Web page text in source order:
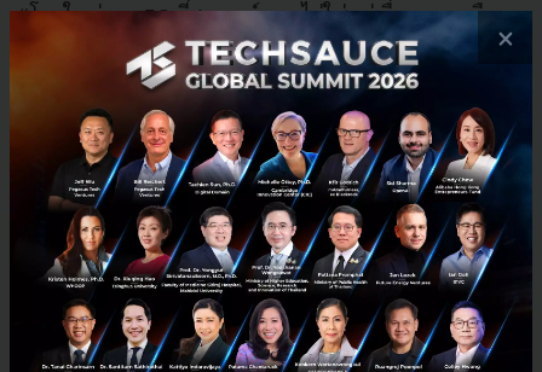
“โลกใหม่ของ 5G ที่สมบูรณ์แบบไม่ใช่แค่เรื่องของเครือ
ข่ายหรือความเร็วเพียงอย่างเดียว แต่เป็นเรื่องของ
เทคโนโลยีอัจฉริยะ ที่จะช่วยยกระดับการดำเนินชีวิตใน
ทุกมิติ สร้างโลกใหม่ที่ยั่งยืนของทุกคน พร้อมพาคนไทย
และประเทศไทยเป็นที่หนึ่งไปด้วยกัน ถ่ายทอดผ่าน
แคมเปญสื่อสารชุดใหม่ที่สะท้อนวิสัยทัศน์ True 5G อัจฉ
ริยภาพสู่โลกใหม่ที่ยั่งยืนของเรา ผ่าน 5 คนดังที่มีภาพ
ลักษณ์ความเป็นฮีโร่ต้นแบบในด้านต่างๆ ที่พร้อมจะนำ
เทคโนโลยีอัจฉริยะของ True 5G ร่วมเปลี่ยนประเทศของ
เราให้ดีขึ้น ได้แก่ บิณฑ์ บันลือฤทธิ์ ในฐานะจิตอาสาด้าน
สังคมสงเคราะห์ที่ทำงานช่วยเหลือผู้ประสบภัยมานานกว่า
×